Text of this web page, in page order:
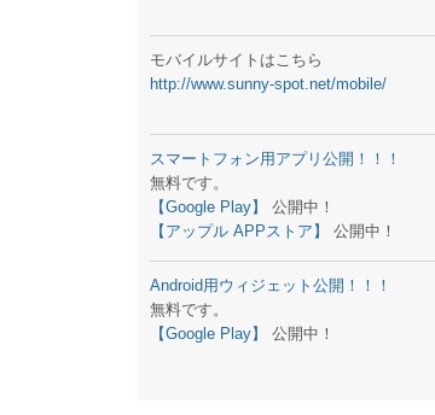
生物平年値 更新
予報士学習サイト OPEN！
専門天気図 追加
ラジオメーター輸入販売開始！
スマートフォン アプリ バージョンアップ
お天気パーツ 追加
モバイルサイトはこちら
http://www.sunny-spot.net/mobile/
スマートフォン用アプリ公開！！！
無料です。
【Google Play】
公開中！
【アップル APPストア】
公開中！
Android用ウィジェット公開！！！
無料です。
【Google Play】
公開中！